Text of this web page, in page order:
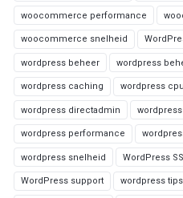
woocommerce performance
woocommerce snelheid
wordpress beheer wordpress
wordpress caching wordpress cpu
wordpress directadmin
wordpress performance
wordpress snelheid WordPress
WordPress support wordpress tips